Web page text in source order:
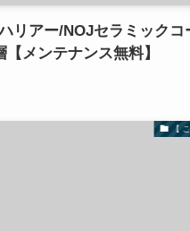
リアー/NOJセラミックコ
メンテナンス無料】
【